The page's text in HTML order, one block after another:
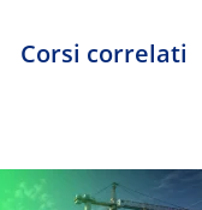
Corsi correlati